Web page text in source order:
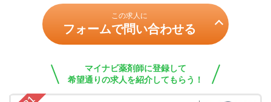
この求人に
フォームで問い合わせる
マイナビ薬剤師に登録して
希望通りの求人を紹介してもらう！